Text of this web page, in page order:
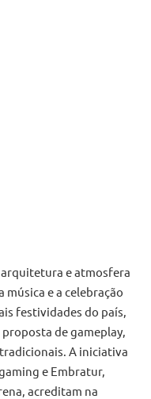
e atmosfera
música e a celebração
festividades do país,
de gameplay,
A iniciativa
e Embratur,
acreditam na